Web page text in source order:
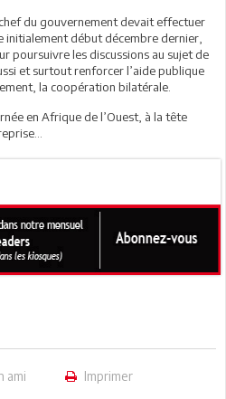
du gouvernement devait effectuer
début décembre dernier,
poursuivre les discussions au sujet de
et surtout renforcer l’aide publique
la coopération bilatérale.
en Afrique de l’Ouest, à la tête
ami Imprimer